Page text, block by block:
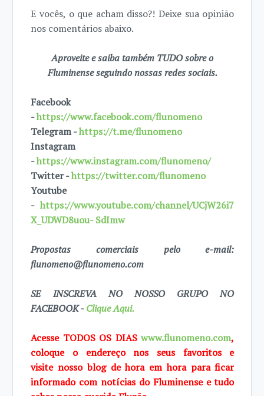
E vocês, o que acham disso?! Deixe sua opinião
nos comentários abaixo.
Aproveite e saiba também TUDO sobre o
Fluminense seguindo nossas redes sociais.
Facebook
-https://www.facebook.com/flunomeno
Telegram -https://t.me/flunomeno
Instagram
-https://www.instagram.com/flunomeno/
Twitter -https://twitter.com/flunomeno
Youtube
-https://www.youtube.com/channel/UCjW26i7
X_UDWD8uou- SdImw
Propostas comerciais pelo e-mail:
flunomeno@flunomeno.com
SE INSCREVA NO NOSSO GRUPO NO
FACEBOOK -Clique Aqui.
Acesse TODOS OS DIASwww.flunomeno.com,
coloque o endereço nos seus favoritos e
visite nosso blog dehora em hora para ficar
informado com notícias do Fluminense e tudo